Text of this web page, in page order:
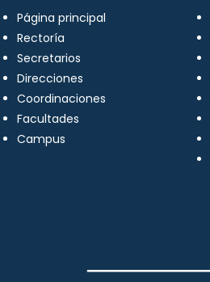
Página principal
Rectoría
Secretarios
Direcciones
Coordinaciones
Facultades
Campus